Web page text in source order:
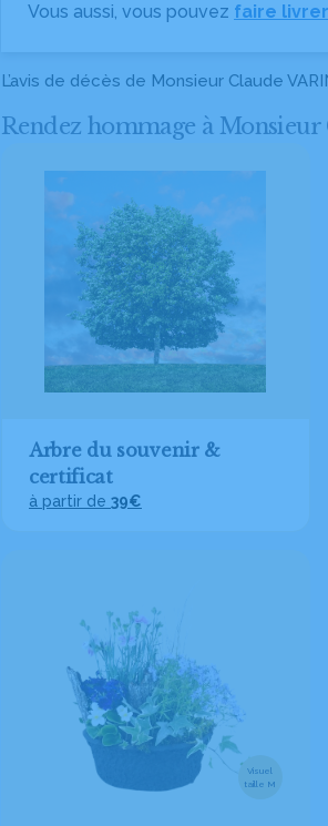
Vous aussi, vous pouvez faire
L’avis de décès de Monsieur Claude
Rendez hommage à
Arbre du souvenir &
certificat
à partir de 39€
Visuel
taille M